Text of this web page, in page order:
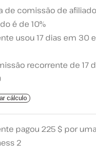
de comissão de
é de 10%
usou 17 dias em 30
recorrente de 17
cálculo
pagou 225 $ por
2